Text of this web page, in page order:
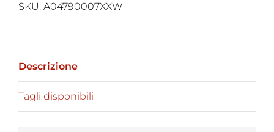
SKU: A04790007XXW
Descrizione
Tagli disponibili